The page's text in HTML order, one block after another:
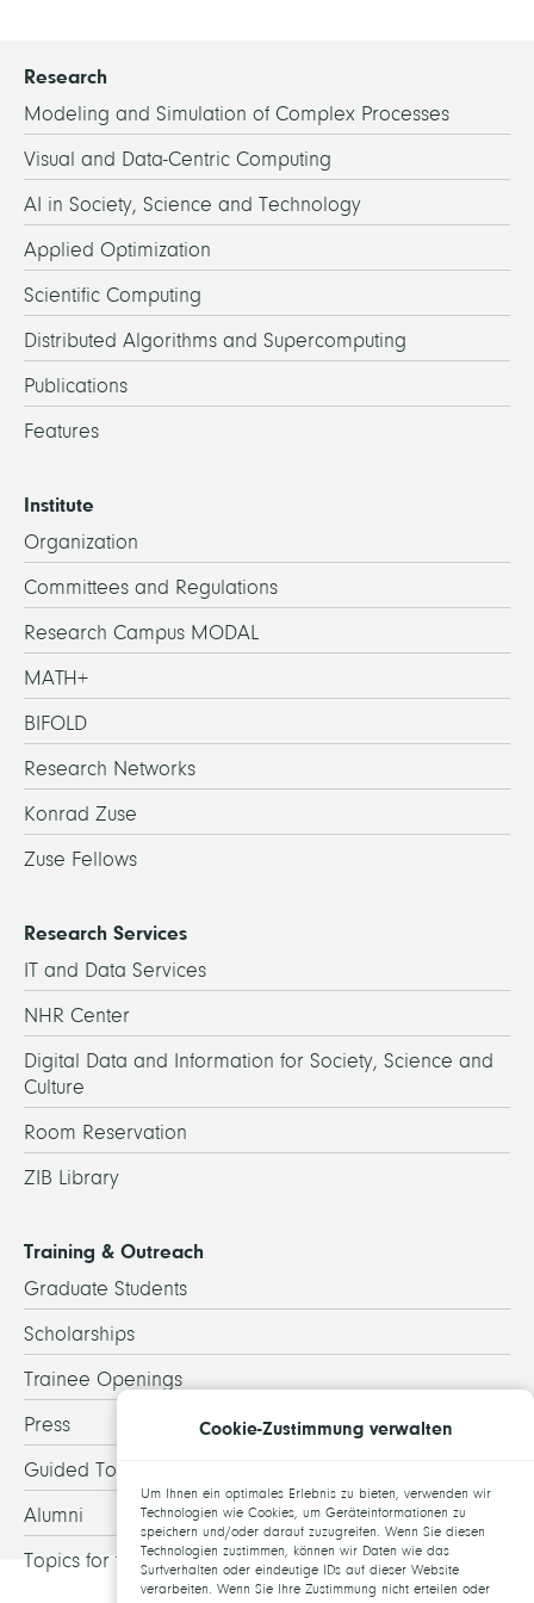
Research
Modeling and Simulation of Complex Processes
Visual and Data-Centric Computing
AI in Society, Science and Technology
Applied Optimization
Scientific Computing
Distributed Algorithms and Supercomputing
Publications
Features
Institute
Organization
Committees and Regulations
Research Campus MODAL
MATH+
BIFOLD
Research Networks
Konrad Zuse
Zuse Fellows
Research Services
IT and Data Services
NHR Center
Digital Data and Information for Society, Science and
Culture
Room Reservation
ZIB Library
Training & Outreach
Graduate Students
Scholarships
Trainee Openings
Press
Guided Tours
Alumni
Topics for theses
Cookie-Zustimmung verwalten
Um Ihnen ein optimales Erlebnis zu bieten, verwenden wir
Technologien wie Cookies, um Geräteinformationen zu
speichern und/oder darauf zuzugreifen. Wenn Sie diesen
Technologien zustimmen, können wir Daten wie das
Surfverhalten oder eindeutige IDs auf dieser Website
verarbeiten. Wenn Sie Ihre Zustimmung nicht erteilen oder